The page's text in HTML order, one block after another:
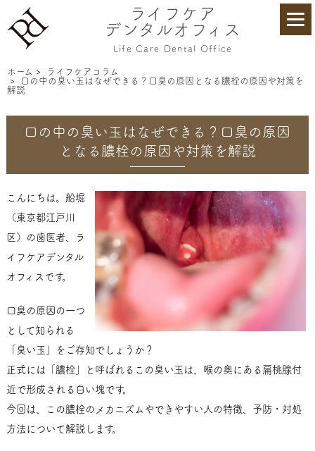
ライフケア
デンタルオフィス
Life Care Dental Office
ホーム >
ライフケアコラム
>
口の中の臭い玉はなぜできる？口臭の原因となる膿栓の原因や対策を
解説
口の中の臭い玉はなぜできる？口臭の原因
となる膿栓の原因や対策を解説
こんにちは。船堀
（東京都江戸川
区）の歯医者、ラ
イフケアデンタル
オフィスです。
口臭の原因の一つ
として知られる
「臭い玉」をご存知でしょうか？
正式には「膿栓」と呼ばれるこの臭い玉は、喉の奥にある扁桃腺付
近で形成される白い塊です。
今回は、この膿栓のメカニズムやできやすい人の特徴、予防・対処
方法について解説します。